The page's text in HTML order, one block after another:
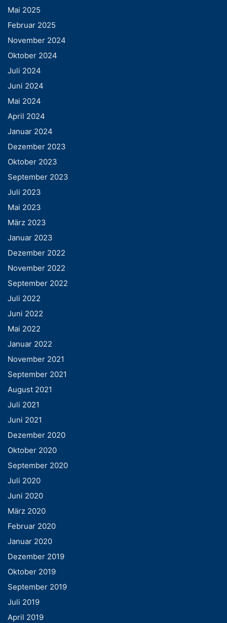
Mai 2025
Februar 2025
November 2024
Oktober 2024
Juli 2024
Juni 2024
Mai 2024
April 2024
Januar 2024
Dezember 2023
Oktober 2023
September 2023
Juli 2023
Mai 2023
März 2023
Januar 2023
Dezember 2022
November 2022
September 2022
Juli 2022
Juni 2022
Mai 2022
Januar 2022
November 2021
September 2021
August 2021
Juli 2021
Juni 2021
Dezember 2020
Oktober 2020
September 2020
Juli 2020
Juni 2020
März 2020
Februar 2020
Januar 2020
Dezember 2019
Oktober 2019
September 2019
Juli 2019
April 2019